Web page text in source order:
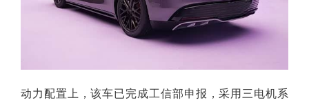
动力配置上，该车已完成工信部申报，采用三电机系